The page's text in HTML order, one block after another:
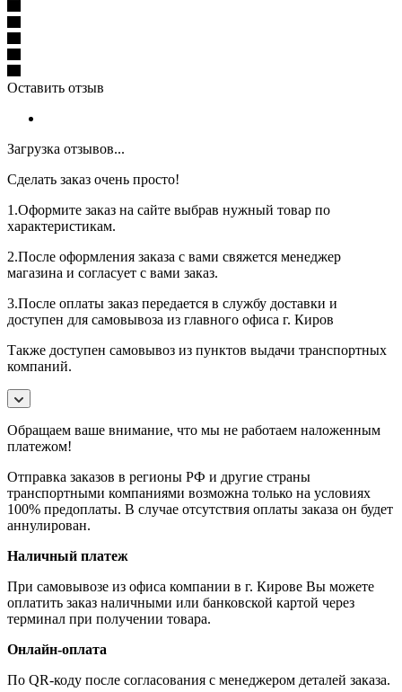
Оставить отзыв
Загрузка отзывов...
Сделать заказ очень просто!
1.Оформите заказ на сайте выбрав нужный товар по
характеристикам.
2.После оформления заказа с вами свяжется менеджер
магазина и согласует с вами заказ.
3.После оплаты заказ передается в службу доставки и
доступен для самовывоза из главного офиса г. Киров
Также доступен самовывоз из пунктов выдачи транспортных
компаний.
Обращаем ваше внимание, что мы не работаем наложенным
платежом!
Отправка заказов в регионы РФ и другие страны
транспортными компаниями возможна только на условиях
100% предоплаты. В случае отсутствия оплаты заказа он будет
аннулирован.
Наличный платеж
При самовывозе из офиса компании в г. Кирове Вы можете
оплатить заказ наличными или банковской картой через
терминал при получении товара.
Онлайн-оплата
По QR-коду после согласования с менеджером деталей заказа.